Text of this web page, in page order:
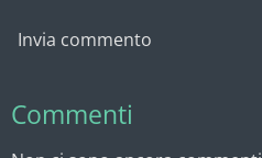
Invia commento
Commenti